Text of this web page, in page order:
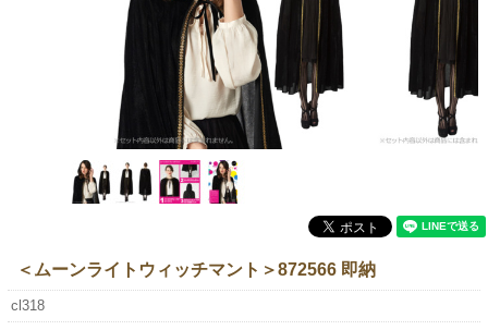
＜ムーンライトウィッチマント＞872566 即納
cl318
返品・交換
サイズの測り方
よくあるご質問
レビューを見る
マイページログイン
お問い合わせ